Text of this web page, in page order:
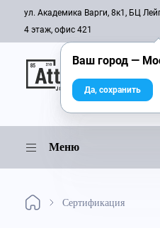
ул. Академика Варги, 8к1, БЦ
4 этаж, офис 421
Онлайн-журнал
Меню
Сертификация
Ваш город —
Да, сохранить